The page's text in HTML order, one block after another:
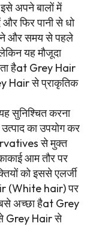
अपने बालों में
फिर पानी से धो
और समय से पहले
यह मौजूदा
हैat Grey Hair
Hair से प्राकृतिक
सुनिश्चित करना
का उपयोग कर
से मुक्त
आम तौर पर
को इससे एलर्जी
(White hair) पर
अच्छा हैat Grey
Grey Hair से